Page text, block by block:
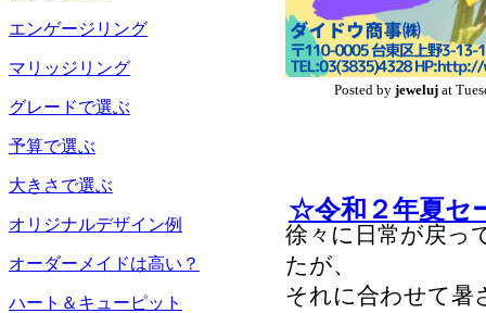
エンゲージリング
マリッジリング
グレードで選ぶ
予算で選ぶ
大きさで選ぶ
オリジナルデザイン例
オーダーメイドは高い？
ハート＆キューピット
Posted by jeweluj at
☆令和２年夏セ
徐々に日常が戻っ
たが、
それに合わせて暑